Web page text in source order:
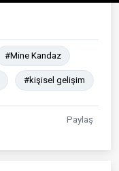
#Mine Kandaz
#kişisel gelişim
Paylaş